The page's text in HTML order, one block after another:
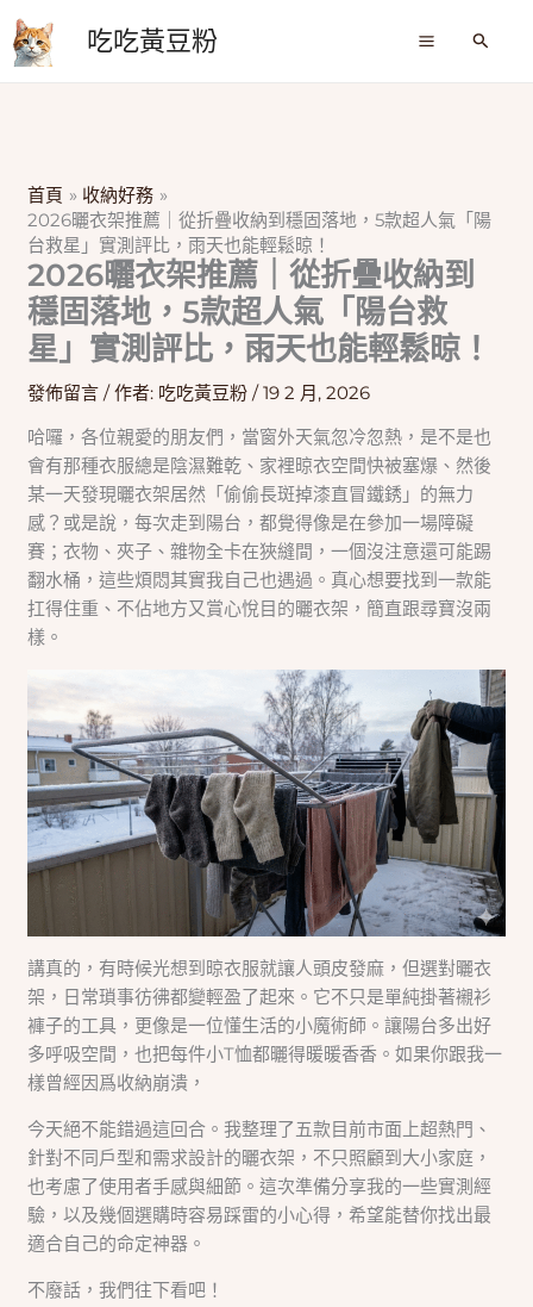
至
主
吃吃黃豆粉
搜
首頁
收納好務
2026曬衣架推薦｜從折疊收納到穩固落地，5款超人氣「陽
台救星」實測評比，雨天也能輕鬆晾！
2026曬衣架推薦｜從折疊收納到
穩固落地，5款超人氣「陽台救
星」實測評比，雨天也能輕鬆晾！
發佈留言 / 作者: 吃吃黃豆粉/19 2 月, 2026
哈囉，各位親愛的朋友們，當窗外天氣忽冷忽熱，是不是也
會有那種衣服總是陰濕難乾、家裡晾衣空間快被塞爆、然後
某一天發現曬衣架居然「偷偷長斑掉漆直冒鐵銹」的無力
感？或是說，每次走到陽台，都覺得像是在參加一場障礙
賽；衣物、夾子、雜物全卡在狹縫間，一個沒注意還可能踢
翻水桶，這些煩悶其實我自己也遇過。真心想要找到一款能
扛得住重、不佔地方又賞心悅目的曬衣架，簡直跟尋寶沒兩
樣。
講真的，有時候光想到晾衣服就讓人頭皮發麻，但選對曬衣
架，日常瑣事彷彿都變輕盈了起來。它不只是單純掛著襯衫
褲子的工具，更像是一位懂生活的小魔術師。讓陽台多出好
多呼吸空間，也把每件小T恤都曬得暖暖香香。如果你跟我一
樣曾經因爲收納崩潰，
今天絕不能錯過這回合。我整理了五款目前市面上超熱門、
針對不同戶型和需求設計的曬衣架，不只照顧到大小家庭，
也考慮了使用者手感與細節。這次準備分享我的一些實測經
驗，以及幾個選購時容易踩雷的小心得，希望能替你找出最
適合自己的命定神器。
不廢話，我們往下看吧！